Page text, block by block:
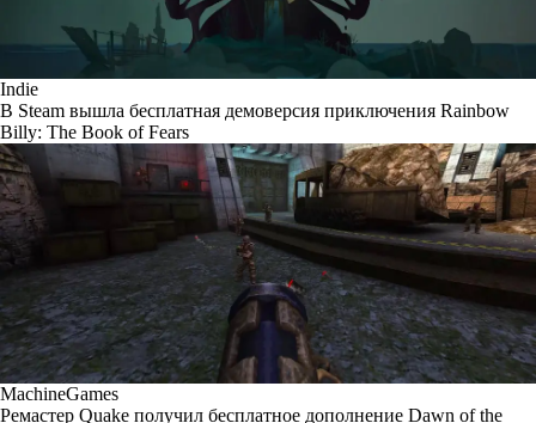
Indie
В Steam вышла бесплатная демоверсия приключения Rainbow
Billy: The Book of Fears
MachineGames
Ремастер Quake получил бесплатное дополнение Dawn of the